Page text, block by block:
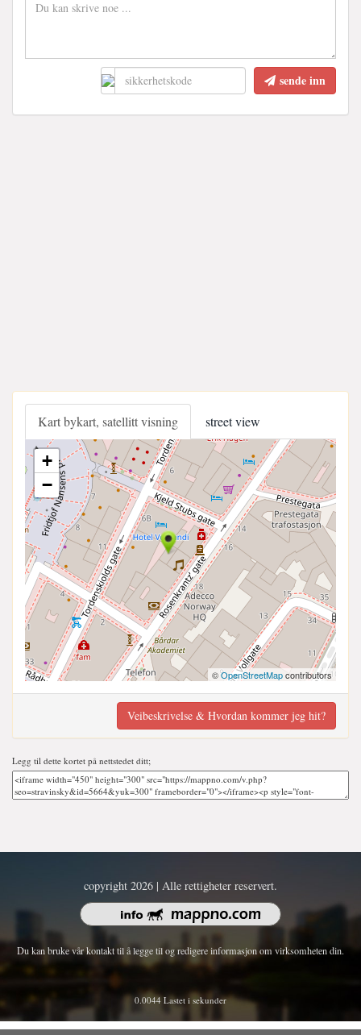
sende inn
Kart bykart, satellitt visning street view
+
−
©OpenStreetMapcontributors
Veibeskrivelse & Hvordan kommer jeg hit?
Legg til dette kortet på nettstedet ditt;
copyright 2026 | Alle rettigheter reservert.
Du kan bruke vår kontakt til å legge til og redigere informasjon om virksomheten din.
0.0044 Lastet i sekunder